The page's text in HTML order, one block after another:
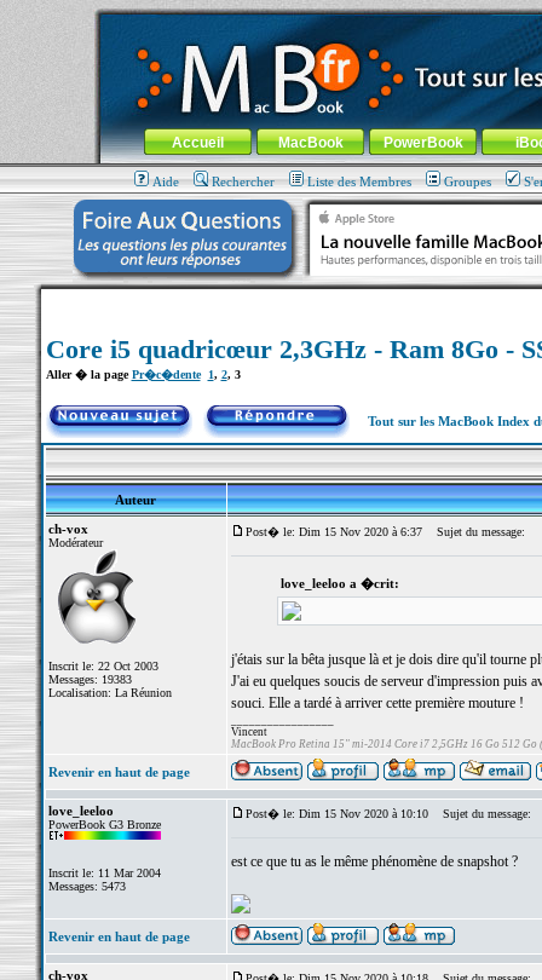
MacBook-fr.com : 100% Apple... 100% nomade !
Aller au contenu-Aller au menu général-Aller au menu de
Menu général
Accueil MacBook PowerBook
Aide Rechercher Liste des Membres Groupes
Core i5 quadricœur 2,3GHz - Ram 8Go -
Aller � la pagePr�c�dente 1, 2, 3
Tout sur les MacBook Index
Auteur
ch-vox
Modérateur
Inscrit le: 22 Oct 2003
Messages: 19383
Localisation: La Réunion
Post� le: Dim 15 Nov 2020 à 6:37 Sujet du message:
love_leeloo a �crit:
j'étais sur la bêta jusque là et je dois dire qu'il tourne
J'ai eu quelques soucis de serveur d'impression puis
souci. Elle a tardé à arriver cette première mouture !
Vincent
MacBook Pro Retina 15" mi-2014 Core i7 2,5GHz 16 Go 512 Go
Revenir en haut de page
love_leeloo
PowerBook G3 Bronze
Inscrit le: 11 Mar 2004
Messages: 5473
Post� le: Dim 15 Nov 2020 à 10:10 Sujet du message:
est ce que tu as le même phénomène de snapshot ?
Revenir en haut de page
ch-vox